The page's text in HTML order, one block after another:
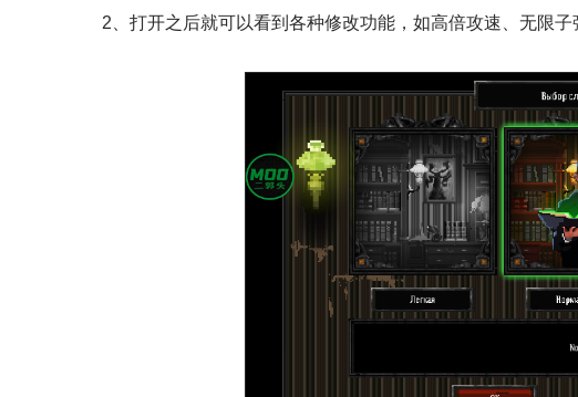
2、打开之后就可以看到各种修改功能，如高倍攻速、无限子